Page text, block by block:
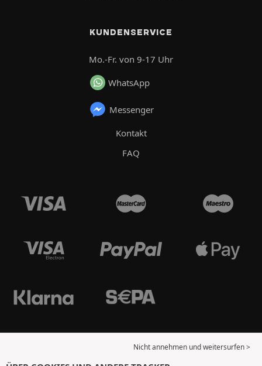
KUNDENSERVICE
Mo.-Fr. von 9-17 Uhr
WhatsApp
Messenger
Kontakt
FAQ
Nicht annehmen und weitersurfen >